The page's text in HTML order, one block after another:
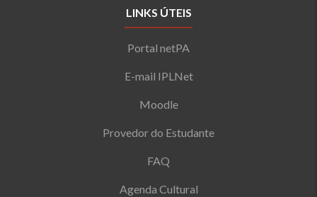
LINKS ÚTEIS
Portal netPA
E-mail IPLNet
Moodle
Provedor do Estudante
FAQ
Agenda Cultural